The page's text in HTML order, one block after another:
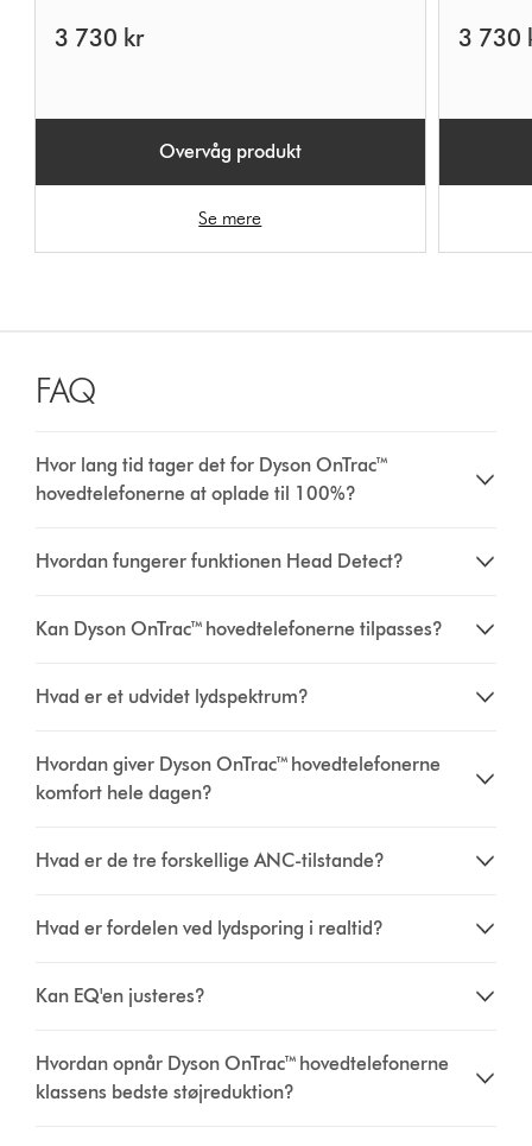
3 730 kr
Overvåg produkt
Se mere
3 730
FAQ
Hvor lang tid tager det for Dyson OnTrac™
hovedtelefonerne at oplade til 100%?
Hvordan fungerer funktionen Head Detect?
Kan Dyson OnTrac™ hovedtelefonerne tilpasses?
Hvad er et udvidet lydspektrum?
Hvordan giver Dyson OnTrac™ hovedtelefonerne
komfort hele dagen?
Hvad er de tre forskellige ANC-tilstande?
Hvad er fordelen ved lydsporing i realtid?
Kan EQ'en justeres?
Hvordan opnår Dyson OnTrac™ hovedtelefonerne
klassens bedste støjreduktion?